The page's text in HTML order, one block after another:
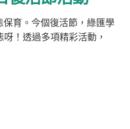
育。今個復活節，綠匯學
！透過多項精彩活動，